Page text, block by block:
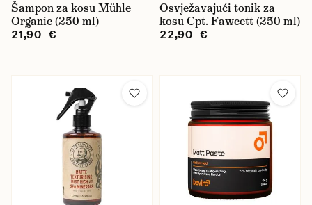
Bullfrog
Captain Fawcett
D.R. Harris
EDO
Firsthand
Geo. F. Trumper
Hanz de Fuko
Šampon za kosu Mühle
Organic (250 ml)
21,90 €
Osvježavajući tonik za
kosu Cpt. Fawcett (250 ml)
22,90 €